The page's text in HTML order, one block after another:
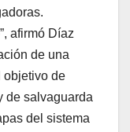
afirmó Díaz
de una
objetivo de
de salvaguarda
del sistema